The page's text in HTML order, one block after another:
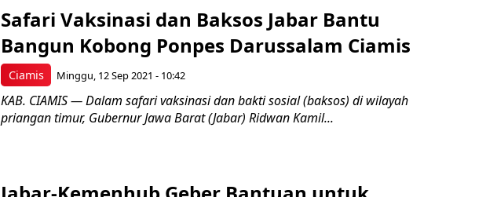
Ciamis
Safari Vaksinasi dan Baksos Jabar Bantu
Bangun Kobong Ponpes Darussalam Ciamis
Minggu, 12 Sep 2021 - 10:42
KAB. CIAMIS — Dalam safari vaksinasi dan bakti sosial (baksos) di wilayah
priangan timur, Gubernur Jawa Barat (Jabar) Ridwan Kamil...